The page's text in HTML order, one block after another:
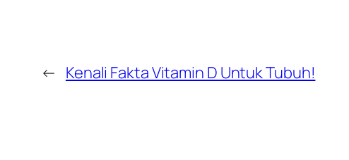
← Kenali Fakta Vitamin D Untuk Tubuh!